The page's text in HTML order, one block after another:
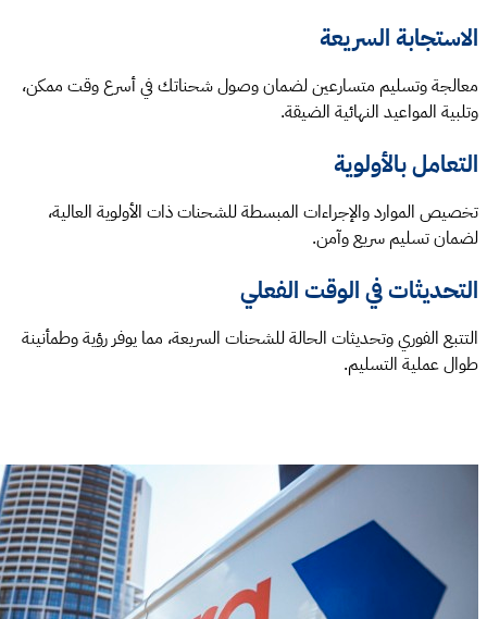
الاستجابة السريعة
معالجة وتسليم متسارعين لضمان وصول شحناتك في أسرع وقت ممكن،
وتلبية المواعيد النهائية الضيقة.
التعامل بالأولوية
تخصيص الموارد والإجراءات المبسطة للشحنات ذات الأولوية العالية،
لضمان تسليم سريع وآمن.
التحديثات في الوقت الفعلي
التتبع الفوري وتحديثات الحالة للشحنات السريعة، مما يوفر رؤية وطمأنينة
طوال عملية التسليم.